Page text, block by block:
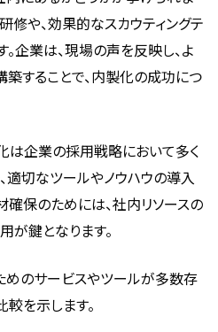
修や、効果的なスカウティングテ
企業は、現場の声を反映し、よ
することで、内製化の成功につ
は企業の採用戦略において多く
適切なツールやノウハウの導入
保のためには、社内リソースの
鍵となります。
めのサービスやツールが多数存
較を示します。